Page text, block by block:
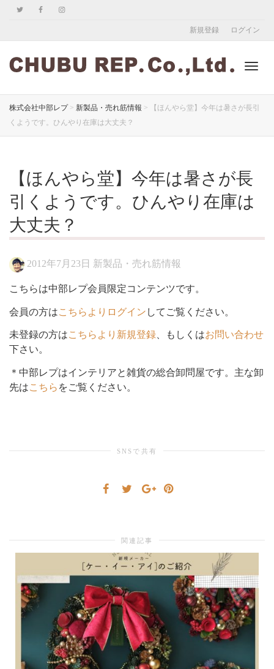
新規登録 ログイン
株式会社中部レプ> 新製品・売れ筋情報 >
【ほんやら堂】今年は暑さが長引
くようです。ひんやり在庫は大丈夫？
【ほんやら堂】今年は暑さが長
引くようです。ひんやり在庫は
大丈夫？
2012年7月23日 新製品・売れ筋情報
こちらは中部レプ会員限定コンテンツです。
会員の方はこちらよりログイン してご覧ください。
未登録の方はこちらより新規登録、もしくはお問い合わせ
下さい。
＊中部レプはインテリアと雑貨の総合卸問屋です。主な卸
先はこちら をご覧ください。
SNSで共有
関連記事